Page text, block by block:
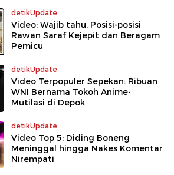
detikUpdate
Video: Wajib tahu, Posisi-posisi
Rawan Saraf Kejepit dan Beragam
Pemicu
detikUpdate
Video Terpopuler Sepekan: Ribuan
WNI Bernama Tokoh Anime-
Mutilasi di Depok
detikUpdate
Video Top 5: Diding Boneng
Meninggal hingga Nakes Komentar
Nirempati